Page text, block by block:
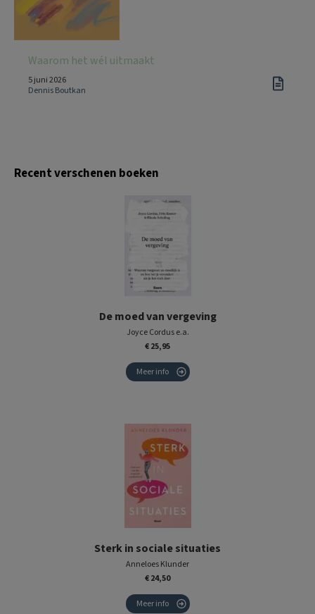
Waarom het wél uitmaakt
5 juni 2026
Dennis Boutkan
Recent verschenen boeken
De moed van vergeving
Joyce Cordus e.a.
€ 25,95
Meer info
Sterk in sociale situaties
Anneloes Klunder
€ 24,50
Meer info